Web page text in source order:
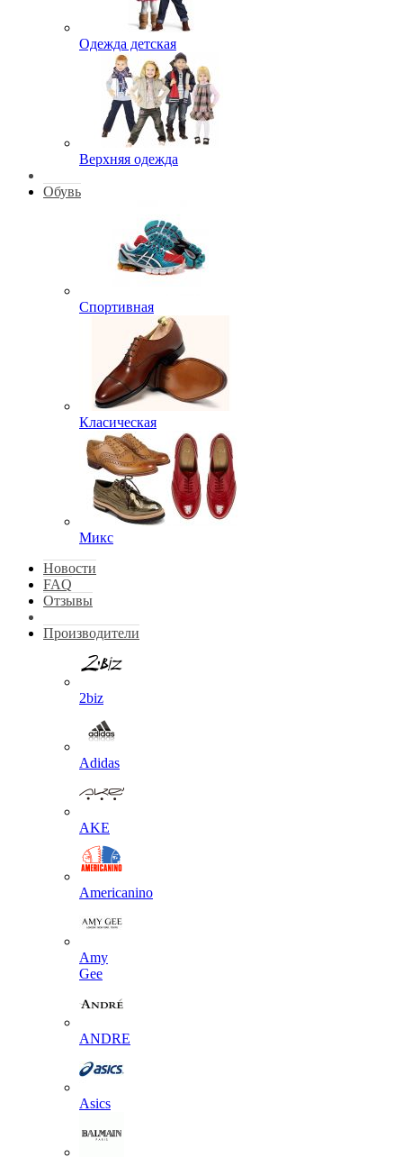
Одежда детская
Верхняя одежда
Обувь
Спортивная
Класическая
Микс
Новости
FAQ
Отзывы
Производители
2biz
Adidas
AKE
Americanino
Amy
Gee
ANDRE
Asics